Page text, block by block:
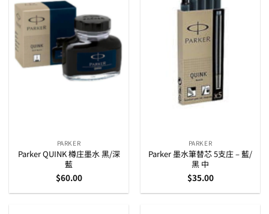
PARKER
Parker QUINK 樽庄墨水 黑/深
藍
$60.00
PARKER
Parker 墨水筆替芯 5支庄 – 藍/
黑 中
$35.00